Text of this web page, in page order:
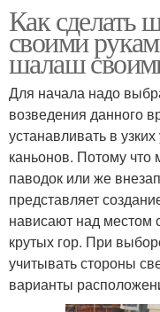
Как сделать
своими
шалаш
Для начала надо
возведения данного
устанавливать в
каньонов. Потому что
паводок или же
представляет
нависают над местом
крутых гор. При
учитывать стороны
варианты